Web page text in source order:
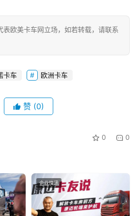
欧美卡车网立场，如若转载，请联系
卡车 欧洲卡车
赞 (0)
0 0
企业快讯